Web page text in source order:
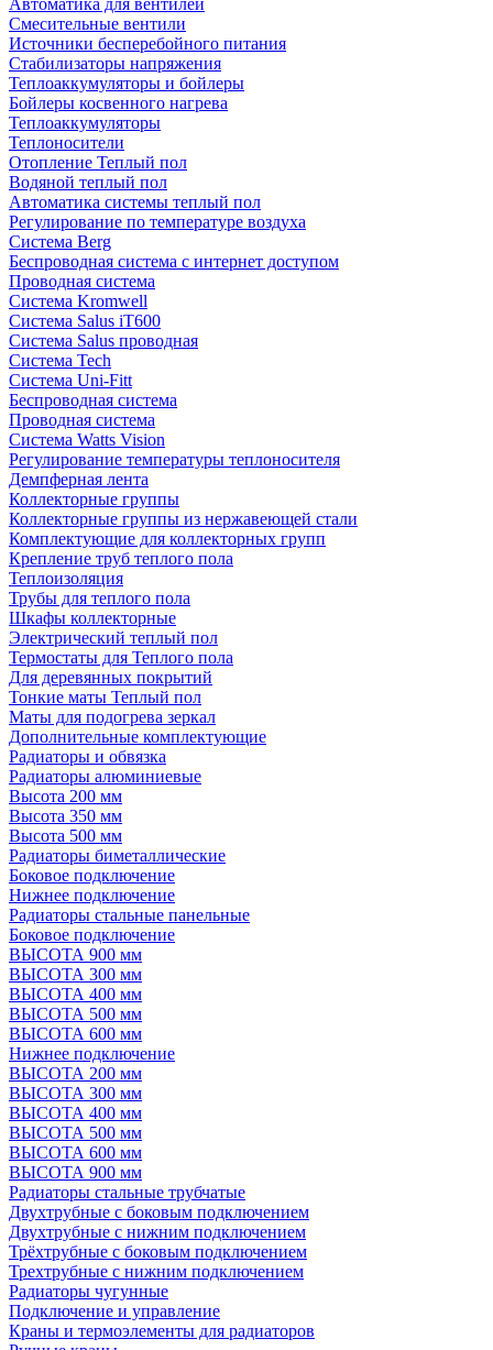
Смесительные вентили
Источники бесперебойного питания
Стабилизаторы напряжения
Теплоаккумуляторы и бойлеры
Бойлеры косвенного нагрева
Теплоаккумуляторы
Теплоносители
Отопление Теплый пол
Водяной теплый пол
Автоматика системы теплый пол
Регулирование по температуре воздуха
Система Berg
Беспроводная система с интернет доступом
Проводная система
Система Kromwell
Система Salus iT600
Система Salus проводная
Система Tech
Система Uni-Fitt
Беспроводная система
Проводная система
Система Watts Vision
Регулирование температуры теплоносителя
Демпферная лента
Коллекторные группы
Коллекторные группы из нержавеющей стали
Комплектующие для коллекторных групп
Крепление труб теплого пола
Теплоизоляция
Трубы для теплого пола
Шкафы коллекторные
Электрический теплый пол
Термостаты для Теплого пола
Для деревянных покрытий
Тонкие маты Теплый пол
Маты для подогрева зеркал
Дополнительные комплектующие
Радиаторы и обвязка
Радиаторы алюминиевые
Высота 200 мм
Высота 350 мм
Высота 500 мм
Радиаторы биметаллические
Боковое подключение
Нижнее подключение
Радиаторы стальные панельные
Боковое подключение
ВЫСОТА 900 мм
ВЫСОТА 300 мм
ВЫСОТА 400 мм
ВЫСОТА 500 мм
ВЫСОТА 600 мм
Нижнее подключение
ВЫСОТА 200 мм
ВЫСОТА 300 мм
ВЫСОТА 400 мм
ВЫСОТА 500 мм
ВЫСОТА 600 мм
ВЫСОТА 900 мм
Радиаторы стальные трубчатые
Двухтрубные с боковым подключением
Двухтрубные с нижним подключением
Трёхтрубные с боковым подключением
Трехтрубные с нижним подключением
Радиаторы чугунные
Подключение и управление
Краны и термоэлементы для радиаторов